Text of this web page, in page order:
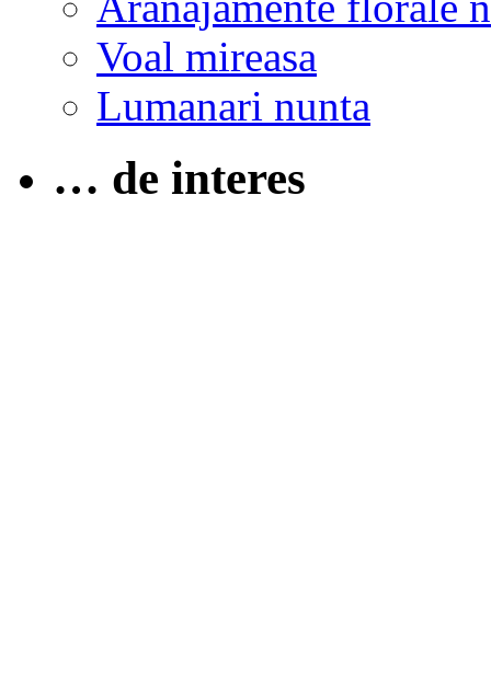
Voal mireasa
Lumanari nunta
… de interes